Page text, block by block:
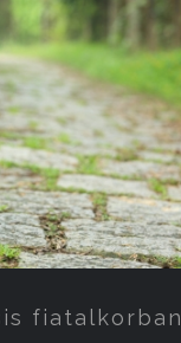
fiatalkorban